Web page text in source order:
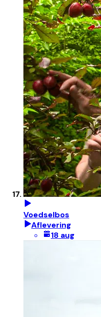
Voedselbos
Aflevering
18 aug